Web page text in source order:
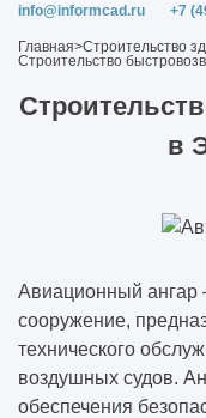
info@informcad.ru +7
Главная>Строительство
Строительство
в
Авиационный ангар
сооружение,
технического
воздушных судов.
обеспечения